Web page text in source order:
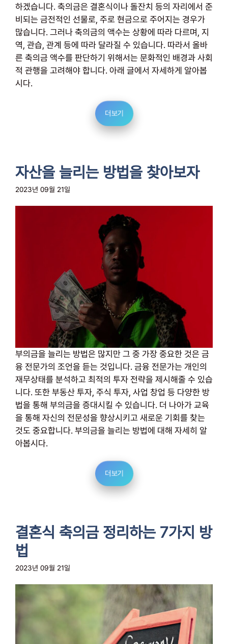
하겠습니다. 축의금은 결혼식이나 돌잔치 등의 자리에서 준
비되는 금전적인 선물로, 주로 현금으로 주어지는 경우가
많습니다. 그러나 축의금의 액수는 상황에 따라 다르며, 지
역, 관습, 관계 등에 따라 달라질 수 있습니다. 따라서 올바
른 축의금 액수를 판단하기 위해서는 문화적인 배경과 사회
적 관행을 고려해야 합니다. 아래 글에서 자세하게 알아봅
시다.
더보기
자산을 늘리는 방법을 찾아보자
2023년 09월 21일
부의금을 늘리는 방법은 많지만 그 중 가장 중요한 것은 금
융 전문가의 조언을 듣는 것입니다. 금융 전문가는 개인의
재무상태를 분석하고 최적의 투자 전략을 제시해줄 수 있습
니다. 또한 부동산 투자, 주식 투자, 사업 창업 등 다양한 방
법을 통해 부의금을 증대시킬 수 있습니다. 더 나아가 교육
을 통해 자신의 전문성을 향상시키고 새로운 기회를 찾는
것도 중요합니다. 부의금을 늘리는 방법에 대해 자세히 알
아봅시다.
더보기
결혼식 축의금 정리하는 7가지 방
법
2023년 09월 21일